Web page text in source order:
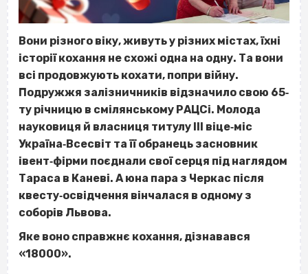
Вони різного віку, живуть у різних містах, їхні
історії кохання не схожі одна на одну. Та вони
всі продовжують кохати, попри війну.
Подружжя залізничників відзначило свою 65‐
ту річницю в смілянському РАЦСі. Молода
науковиця й власниця титулу ІІІ віце‐міс
Україна‐Всесвіт та її обранець засновник
івент‐фірми поєднали свої серця під наглядом
Тараса в Каневі. А юна пара з Черкас після
квесту‐освідчення вінчалася в одному з
соборів Львова.
Яке воно справжнє кохання, дізнавався
«18000».